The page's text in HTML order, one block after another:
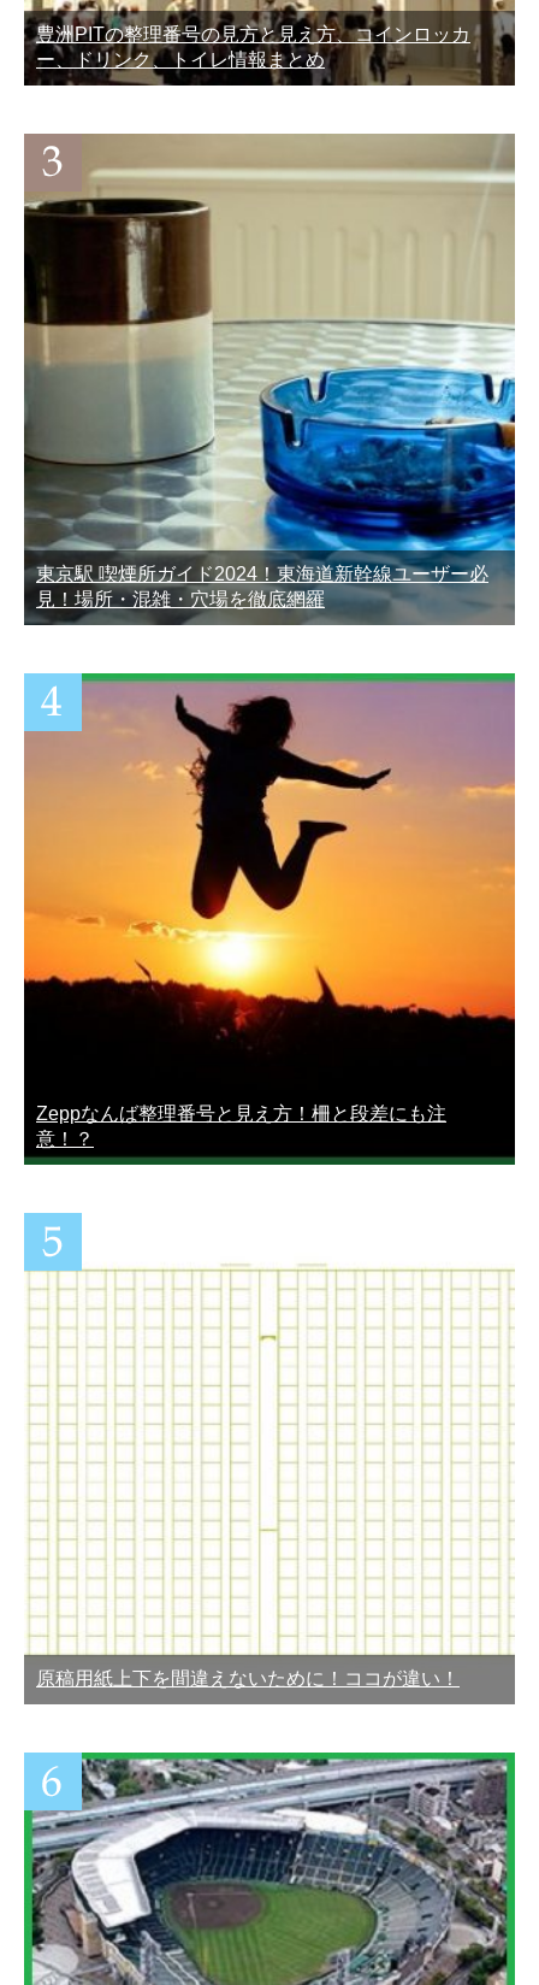
豊洲PITの整理番号の見方と見え方、コインロッカ
ー、ドリンク、トイレ情報まとめ
東京駅 喫煙所ガイド2024！東海道新幹線ユーザー必
見！場所・混雑・穴場を徹底網羅
Zeppなんば整理番号と見え方！柵と段差にも注
意！？
原稿用紙上下を間違えないために！ココが違い！